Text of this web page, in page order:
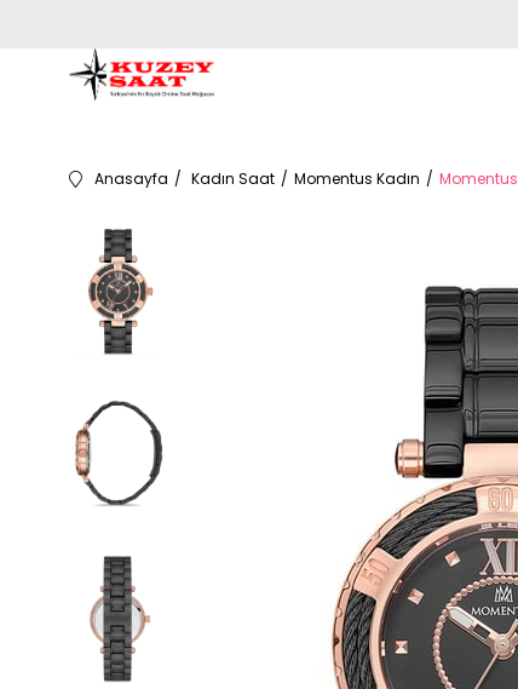
Anasayfa Kadın Saat Momentus Kadın Momentus